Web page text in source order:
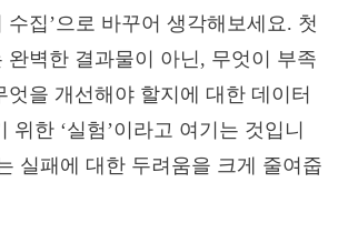
수집’으로 바꾸어 생각해보세요. 첫
완벽한 결과물이 아닌, 무엇이 부족
엇을 개선해야 할지에 대한 데이터
위한 ‘실험’이라고 여기는 것입니
실패에 대한 두려움을 크게 줄여줍